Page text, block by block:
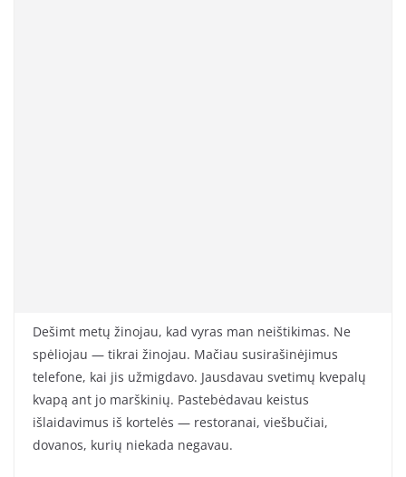
Dešimt metų žinojau, kad vyras man neištikimas. Ne
spėliojau — tikrai žinojau. Mačiau susirašinėjimus
telefone, kai jis užmigdavo. Jausdavau svetimų kvepalų
kvapą ant jo marškinių. Pastebėdavau keistus
išlaidavimus iš kortelės — restoranai, viešbučiai,
dovanos, kurių niekada negavau.